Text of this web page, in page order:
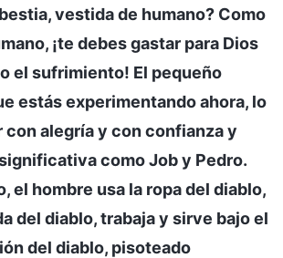
vestida de humano? Como
¡te debes gastar para Dios
el sufrimiento! El pequeño
estás experimentando ahora, lo
con alegría y con confianza y
como Job y Pedro.
el hombre usa la ropa del diablo,
del diablo, trabaja y sirve bajo el
del diablo, pisoteado